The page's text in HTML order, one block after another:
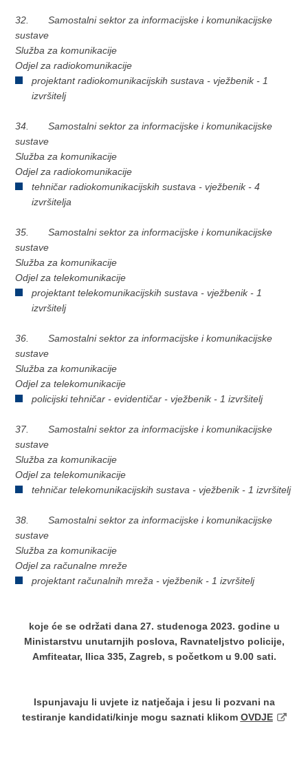
32. Samostalni sektor za informacijske i komunikacijske
sustave
Služba za komunikacije
Odjel za radiokomunikacije
projektant radiokomunikacijskih sustava - vježbenik - 1
izvršitelj
34. Samostalni sektor za informacijske i komunikacijske
sustave
Služba za komunikacije
Odjel za radiokomunikacije
tehničar radiokomunikacijskih sustava - vježbenik - 4
izvršitelja
35. Samostalni sektor za informacijske i komunikacijske
sustave
Služba za komunikacije
Odjel za telekomunikacije
projektant telekomunikacijskih sustava - vježbenik - 1
izvršitelj
36. Samostalni sektor za informacijske i komunikacijske
sustave
Služba za komunikacije
Odjel za telekomunikacije
policijski tehničar - evidentičar - vježbenik - 1 izvršitelj
37. Samostalni sektor za informacijske i komunikacijske
sustave
Služba za komunikacije
Odjel za telekomunikacije
tehničar telekomunikacijskih sustava - vježbenik - 1 izvršitelj
38. Samostalni sektor za informacijske i komunikacijske
sustave
Služba za komunikacije
Odjel za računalne mreže
projektant računalnih mreža - vježbenik - 1 izvršitelj
koje će se održati dana 27. studenoga 2023. godine u
Ministarstvu unutarnjih poslova, Ravnateljstvo policije,
Amfiteatar, Ilica 335, Zagreb, s početkom u 9.00 sati.
Ispunjavaju li uvjete iz natječaja i jesu li pozvani na
testiranje kandidati/kinje mogu saznati klikom OVDJE